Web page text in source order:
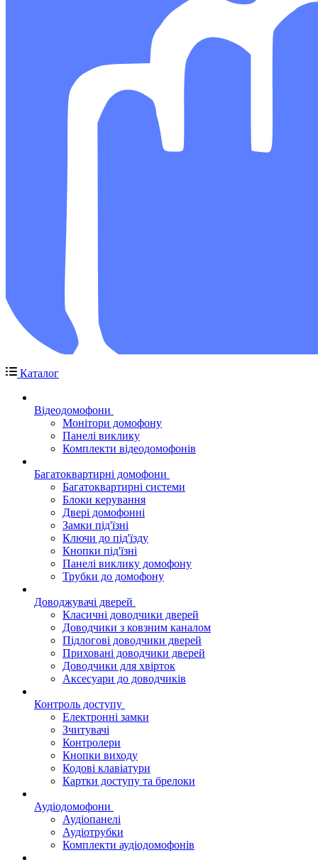
Каталог
Відеодомофони
Монітори домофону
Панелі виклику
Комплекти відеодомофонів
Багатоквартирні домофони
Багатоквартирні системи
Блоки керування
Двері домофонні
Замки під'їзні
Ключи до під'їзду
Кнопки під'їзні
Панелі виклику домофону
Трубки до домофону
Доводжувачі дверей
Класичні доводчики дверей
Доводчики з ковзним каналом
Підлогові доводчики дверей
Приховані доводчики дверей
Доводчики для хвірток
Аксесуари до доводчиків
Контроль доступу
Електронні замки
Зчитувачі
Контролери
Кнопки виходу
Кодові клавіатури
Картки доступу та брелоки
Аудіодомофони
Аудіопанелі
Аудіотрубки
Комплекти аудіодомофонів